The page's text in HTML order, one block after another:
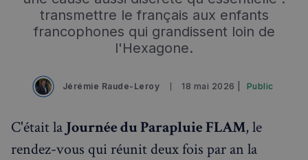
transmettre le français aux enfants
francophones qui grandissent loin de
l'Hexagone.
Jérémie Raude-Leroy 18 mai 2026 | Public
C'était la Journée du Parapluie FLAM, le
rendez-vous qui réunit deux fois par an la